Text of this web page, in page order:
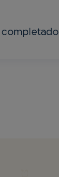
completado